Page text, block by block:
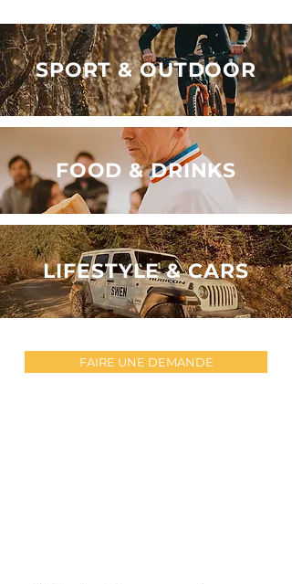
SPORT & OUTDOOR
FOOD & DRINKS
LIFESTYLE & CARS
FAIRE UNE DEMANDE